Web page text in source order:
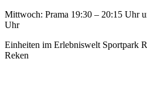
Mittwoch: Prama 19:30 – 20:15 Uhr
Uhr
Einheiten im Erlebniswelt Sportpark
Reken